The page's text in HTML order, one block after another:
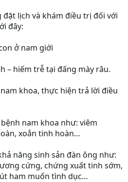
đặt lịch và khám điều trị đối với
đây:
ở nam giới
– hiếm trễ tại đấng mày râu.
khoa, thực hiện trả lời điều
nam khoa như: viêm
xoắn tinh hoàn…
năng sinh sản đàn ông như:
cứng, chứng xuất tinh sớm,
ham muốn tình dục…